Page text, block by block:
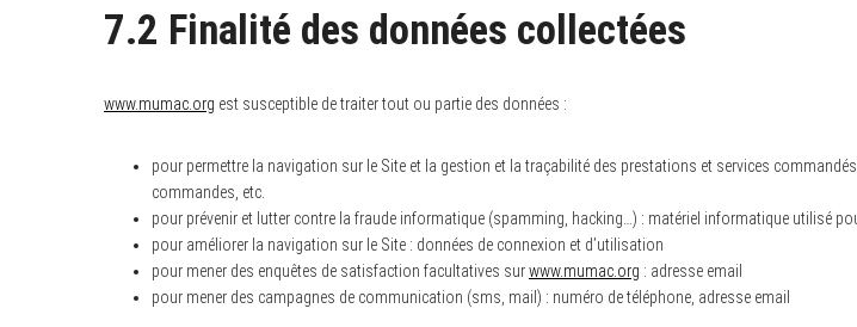
7.2 Finalité des données collectées
www.mumac.org est susceptible de traiter tout ou partie des données :
pour permettre la navigation sur le Site et la gestion et la traçabilité des prestations et services
commandes, etc.
pour prévenir et lutter contre la fraude informatique (spamming, hacking…) : matériel informatique utilisé
pour améliorer la navigation sur le Site : données de connexion et d’utilisation
pour mener des enquêtes de satisfaction facultatives surwww.mumac.org : adresse email
pour mener des campagnes de communication (sms, mail) : numéro de téléphone, adresse email